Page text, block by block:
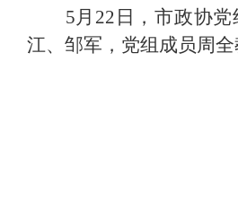
5月22日，市政协
江、邹军，党组成员周